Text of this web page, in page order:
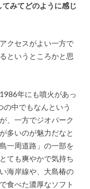
みてどのように感じ
クセスがよい一方で
というところかと思
年にも噴火があっ
中でもなんという
、一方でジオパーク
多いのが魅力だなと
一周道路」の一部を
ても爽やかで気持ち
海岸線や、大島椿の
食べた濃厚なソフト